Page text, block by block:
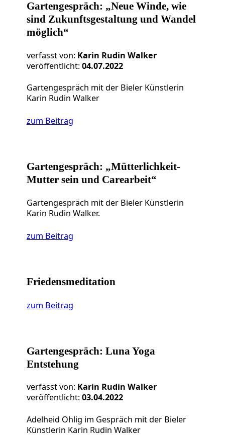
Gartengespräch: „Neue Winde, wie
sind Zukunftsgestaltung und Wandel
möglich“
verfasst von: Karin Rudin Walker
veröffentlicht:04.07.2022
Gartengespräch mit der Bieler Künstlerin
Karin Rudin Walker
zum Beitrag
Gartengespräch: „Mütterlichkeit-
Mutter sein und Carearbeit“
Gartengespräch mit der Bieler Künstlerin
Karin Rudin Walker.
zum Beitrag
Friedensmeditation
zum Beitrag
Gartengespräch: Luna Yoga
Entstehung
verfasst von: Karin Rudin Walker
veröffentlicht:03.04.2022
Adelheid Ohlig im Gespräch mit der Bieler
Künstlerin Karin Rudin Walker